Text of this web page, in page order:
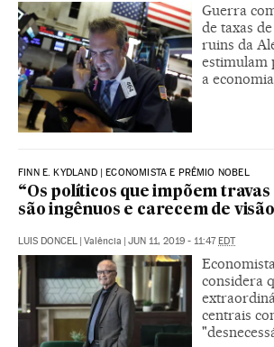
Guerra
de taxas
ruins da
estimulam
a
FINN E. KYDLAND | ECONOMISTA E PRÊMIO NOBEL
“Os políticos que impõem
são ingênuos e carecem de
LUIS DONCEL | Valência | JUN 11, 2019 - 11:47EDT
considera
centrais